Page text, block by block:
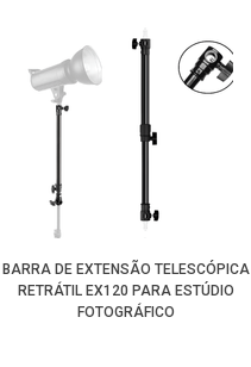
BARRA DE EXTENSÃO TELESCÓPICA
RETRÁTIL EX120 PARA ESTÚDIO
FOTOGRÁFICO